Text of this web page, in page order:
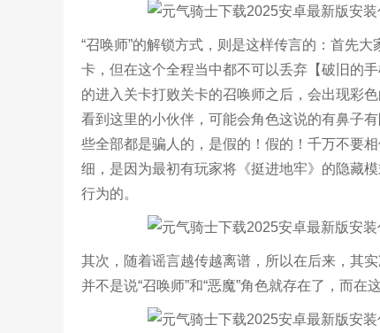
“召唤师”的解锁方式，则是这样传言的：首先
卡，但在这个全程当中都不可以丢弃【破旧的
的进入关卡打败关卡的召唤师之后，会出现彩色
看到这里的小伙伴，可能会角色这说的有鼻子
些全部都是骗人的，是假的！假的！千万不要
细，是因为最初有玩家将《挺进地牢》的隐藏
行为的。
其次，随着谣言越传越离谱，所以在后来，其
并不是说“召唤师”和“恶魔”角色就存在了，而在